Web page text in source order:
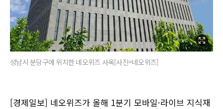
성남시 분당구에 위치한 네오위즈 사옥[사진=네오위즈]
[경제일보] 네오위즈가 올해 1분기 모바일·라이브 지식재